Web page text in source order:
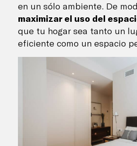
en un sólo ambiente. De
maximizar el uso del
que tu hogar sea tanto un
eficiente como un espacio